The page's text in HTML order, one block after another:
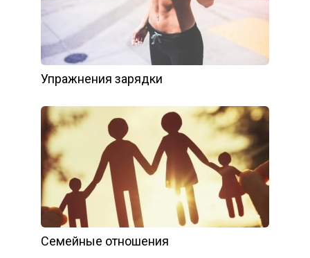
Упражнения зарядки
Семейные отношения